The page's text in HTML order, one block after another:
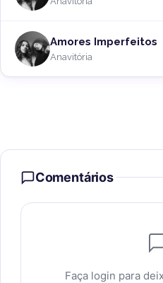
Amores Imperfeitos
Anavitória
Comentários
Faça login para